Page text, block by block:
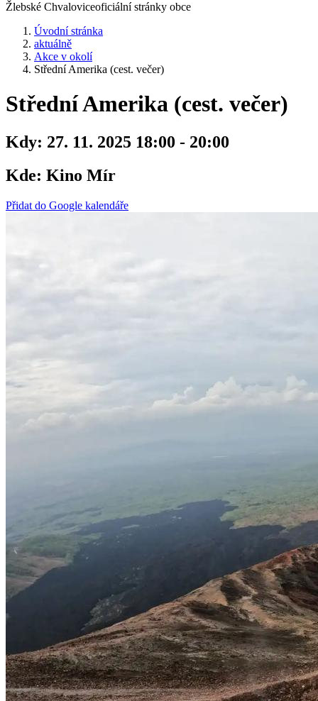
Žlebské Chvaloviceoficiální stránky obce
Úvodní stránka
aktuálně
Akce v okolí
Střední Amerika (cest. večer)
Střední Amerika (cest. večer)
Kdy: 27. 11. 2025 18:00 - 20:00
Kde: Kino Mír
Přidat do Google kalendáře